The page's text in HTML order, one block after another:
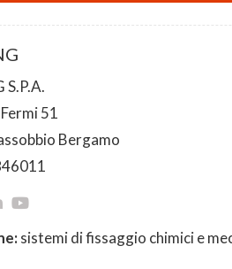
S.P.A.
51
Bergamo
sistemi di fissaggio chimici e